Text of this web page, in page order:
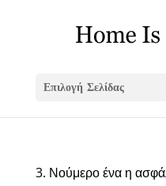
Επιλογή Σελίδας
3. Νούμερο ένα η